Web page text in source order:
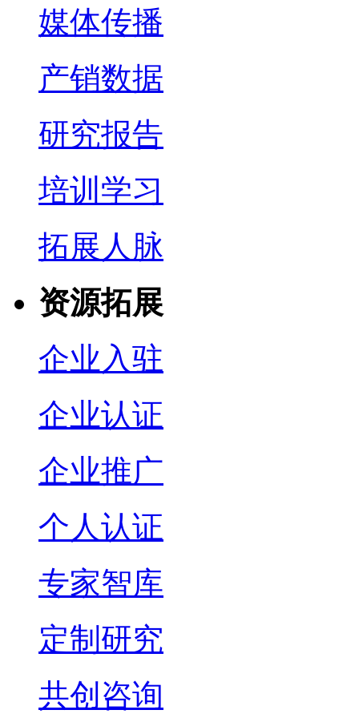
媒体传播
产销数据
研究报告
培训学习
拓展人脉
资源拓展
企业入驻
企业认证
企业推广
个人认证
专家智库
定制研究
共创咨询